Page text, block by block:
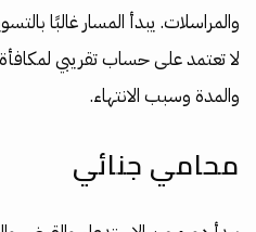
والمراسلات. يبدأ المسار غالبًا
لا تعتمد على حساب تقريبي
والمدة وسبب الانتهاء.
محامي جنائي